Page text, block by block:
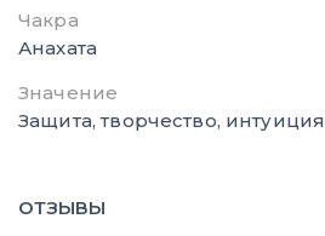
Чакра
Анахата
Значение
Защита, творчество, интуиция
ОТЗЫВЫ